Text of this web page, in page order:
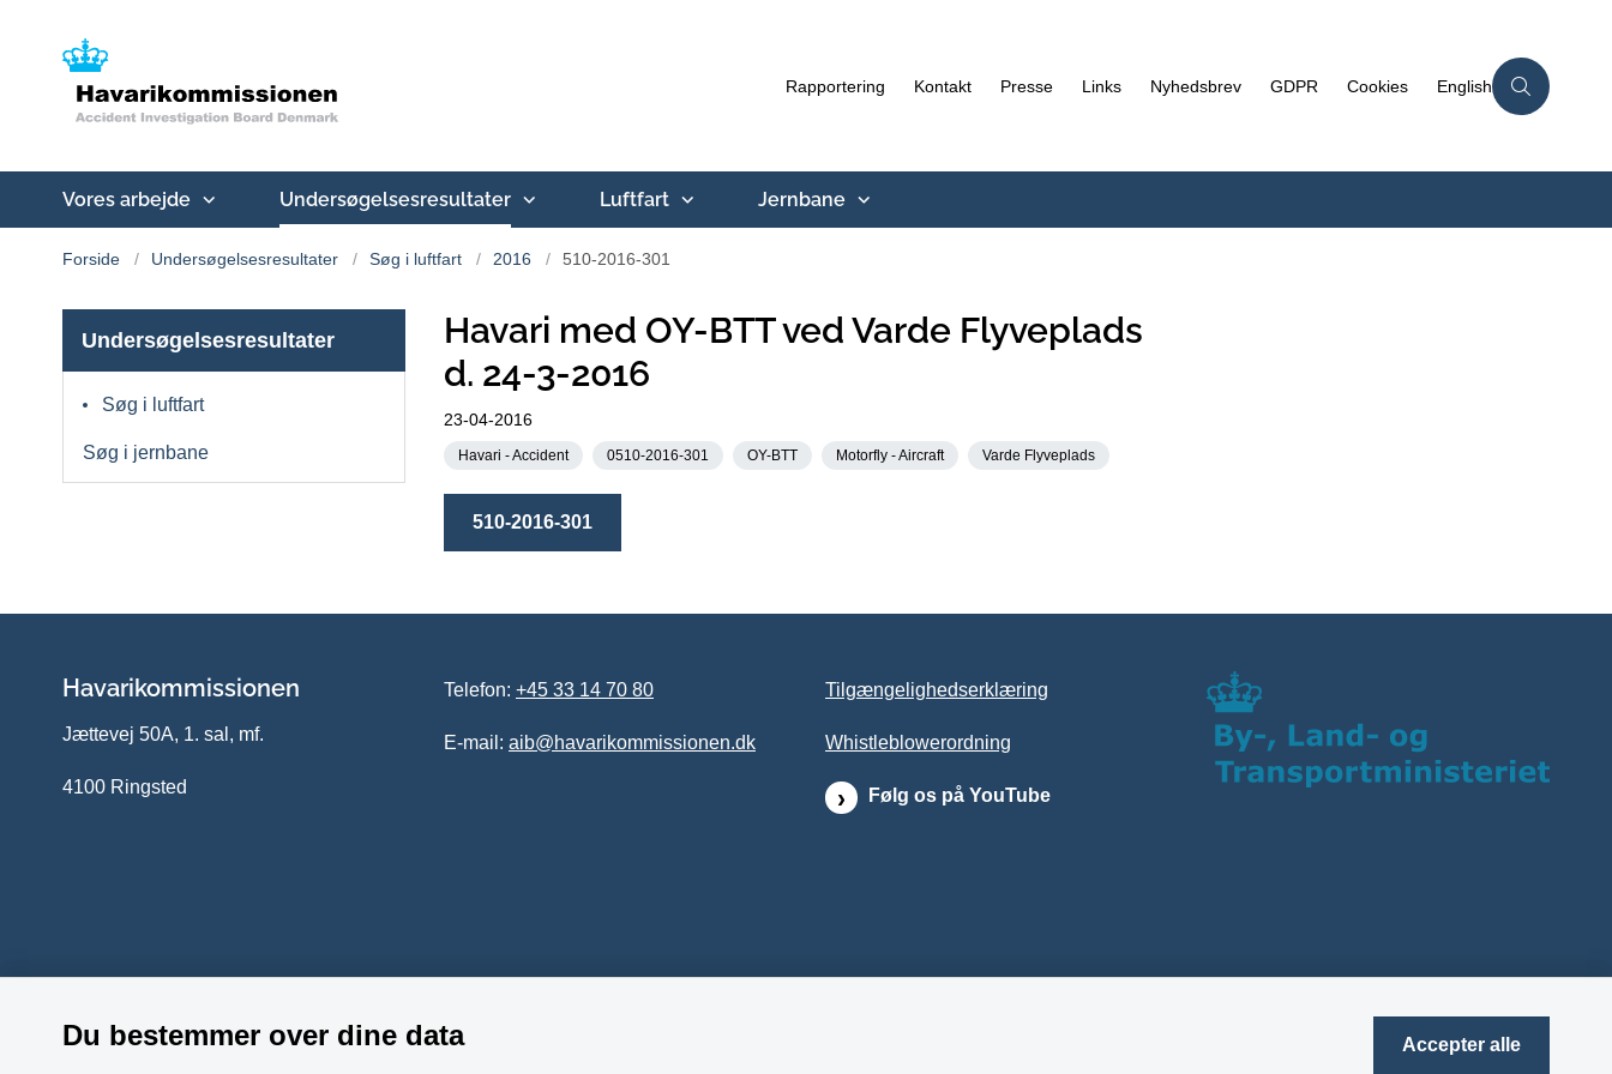
Rapportering Kontakt Presse Links Nyhedsbrev GDPR Cookies English
Vores arbejde Undersøgelsesresultater Luftfart Jernbane
Forside Undersøgelsesresultater Søg i luftfart 2016 510-2016-301
Undersøgelsesresultater
Søg i luftfart
Søg i jernbane
Havari med OY-BTT ved Varde Flyveplads
d. 24-3-2016
23-04-2016
Havari - Accident 0510-2016-301 OY-BTT Motorfly - Aircraft Varde Flyveplads
510-2016-301
Havarikommissionen
Jættevej 50A, 1. sal, mf.
4100 Ringsted
Telefon: +45 33 14 70 80
E-mail: aib@havarikommissionen.dk
Tilgængelighedserklæring
Whistleblowerordning
Følg os på YouTube
Du bestemmer over dine data Accepter alle